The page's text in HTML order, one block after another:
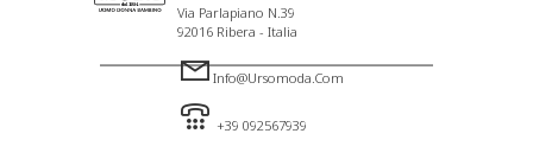
Via Parlapiano N.39
92016 Ribera - Italia
Info@ursomoda.com
+39 092567939